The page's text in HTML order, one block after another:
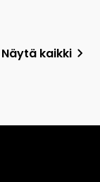
Näytä kaikki